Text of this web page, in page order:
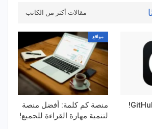
مقالات أكثر من الكاتب
مواقع
منصة كم كلمة: أفضل منصة
لتنمية مهارة القراءة للجميع!